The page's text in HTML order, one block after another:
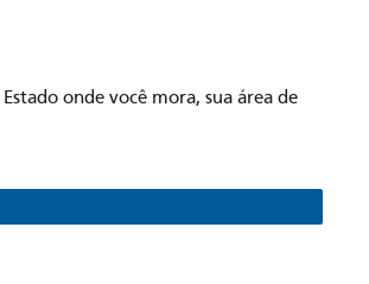
onde você mora, sua área de